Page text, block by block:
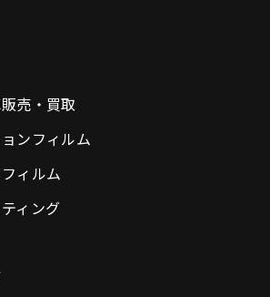
売・買取
ンフィルム
ィルム
ィング